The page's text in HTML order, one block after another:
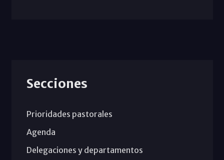
Secciones
Prioridades pastorales
Agenda
Delegaciones y departamentos